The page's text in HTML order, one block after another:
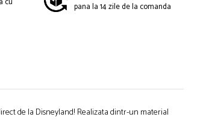
pana la 14 zile de la comanda
de la Disneyland! Realizata dintr-un material